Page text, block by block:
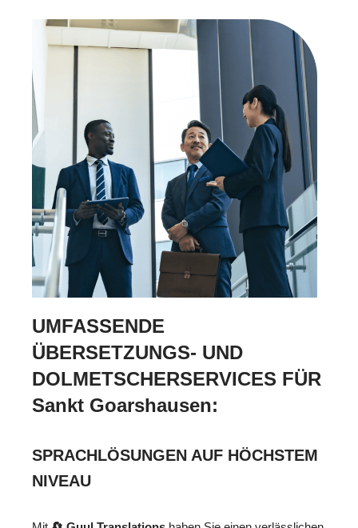
UMFASSENDE
ÜBERSETZUNGS- UND
DOLMETSCHERSERVICES FÜR
Sankt Goarshausen:
SPRACHLÖSUNGEN AUF HÖCHSTEM
NIVEAU